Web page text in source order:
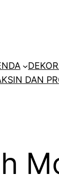
DAN